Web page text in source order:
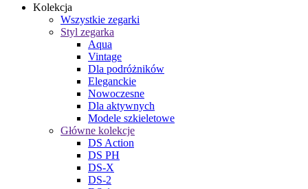
Kolekcja
Wszystkie zegarki
Styl zegarka
Aqua
Vintage
Dla podróżników
Eleganckie
Nowoczesne
Dla aktywnych
Modele szkieletowe
Główne kolekcje
DS Action
DS PH
DS-X
DS-2